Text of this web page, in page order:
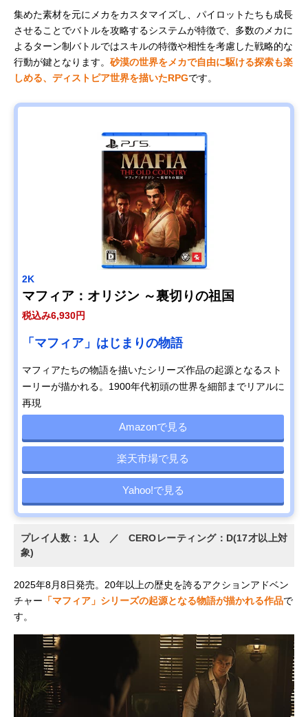
集めた素材を元にメカをカスタマイズし、パイロットたちも成長
させることでバトルを攻略するシステムが特徴で、多数のメカに
よるターン制バトルではスキルの特徴や相性を考慮した戦略的な
行動が鍵となります。 砂漠の世界をメカで自由に駆ける探索も楽
しめる、ディストピア世界を描いたRPGです。
2K
マフィア：オリジン ～裏切りの祖国
税込み6,930円
「マフィア」はじまりの物語
マフィアたちの物語を描いたシリーズ作品の起源となるスト
ーリーが描かれる。1900年代初頭の世界を細部までリアルに
再現
Amazonで見る
楽天市場で見る
Yahoo!で見る
プレイ人数： 1人 ／ CEROレーティング：D(17才以上対
象)
2025年8月8日発売。20年以上の歴史を誇るアクションアドベン
チャー 「マフィア」シリーズの起源となる物語が描かれる作品で
す。